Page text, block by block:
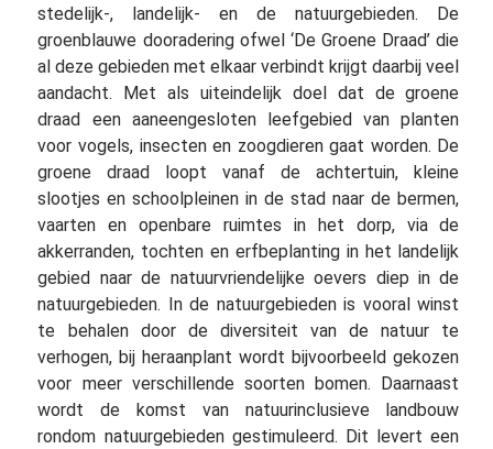
stedelijk-, landelijk- en de natuurgebieden. De
groenblauwe dooradering ofwel ‘De Groene Draad’ die
al deze gebieden met elkaar verbindt krijgt daarbij veel
aandacht. Met als uiteindelijk doel dat de groene
draad een aaneengesloten leefgebied van planten
voor vogels, insecten en zoogdieren gaat worden. De
groene draad loopt vanaf de achtertuin, kleine
slootjes en schoolpleinen in de stad naar de bermen,
vaarten en openbare ruimtes in het dorp, via de
akkerranden, tochten en erfbeplanting in het landelijk
gebied naar de natuurvriendelijke oevers diep in de
natuurgebieden. In de natuurgebieden is vooral winst
te behalen door de diversiteit van de natuur te
verhogen, bij heraanplant wordt bijvoorbeeld gekozen
voor meer verschillende soorten bomen. Daarnaast
wordt de komst van natuurinclusieve landbouw
rondom natuurgebieden gestimuleerd. Dit levert een